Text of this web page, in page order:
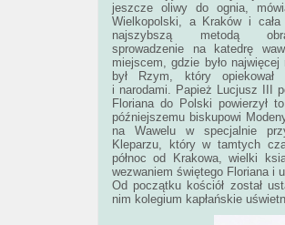
jeszcze oliwy do ognia,
Wielkopolski, a Kraków i
najszybszą metodą
sprowadzenie na katedrę
miejscem, gdzie było
był Rzym, który
i narodami. Papież Lucjusz III
Floriana do Polski powierzył
późniejszemu biskupowi
na Wawelu w specjalnie
Kleparzu, który w tamtych
północ od Krakowa, wielki
wezwaniem świętego Floriana i
Od początku kościół został
nim kolegium kapłańskie